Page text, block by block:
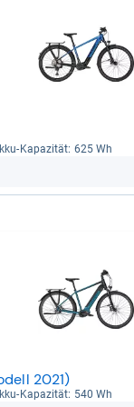
​Kapa­zi­tät: 625 Wh
2021)
​Kapa­zi­tät: 540 Wh